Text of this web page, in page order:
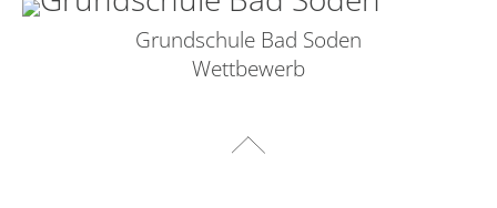
Grundschule Bad Soden
Wettbewerb